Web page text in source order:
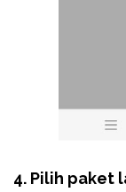
4. Pilih paket